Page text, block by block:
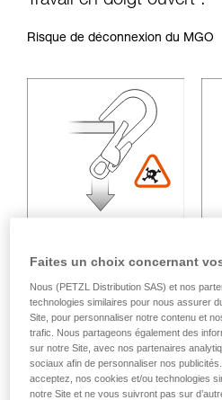
Risque de déconnexion du MGO
Charge
Perte de résistance variable en
axes d'effort.
Faites un choix concernant
Nous (PETZL Distribution SAS) et nos
technologies similaires pour nous assurer
Site, pour personnaliser notre contenu et
trafic. Nous partageons également des
sur notre Site, avec nos partenaires
sociaux afin de personnaliser nos
acceptez, nos cookies et/ou technologies
notre Site et ne vous suivront pas sur